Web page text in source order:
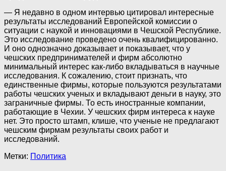
— Я недавно в одном интервью цитировал интересные
результаты исследований Европейской комиссии о
ситуации с наукой и инновациями в Чешской Республике.
Это исследование проведено очень квалифицированно.
И оно однозначно доказывает и показывает, что у
чешских предпринимателей и фирм абсолютно
минимальный интерес как-либо вкладываться в научные
исследования. К сожалению, стоит признать, что
единственные фирмы, которые пользуются результатами
работы чешских ученых и вкладывают деньги в науку, это
заграничные фирмы. То есть иностранные компании,
работающие в Чехии. У чешских фирм интереса к науке
нет. Это просто штамп, клише, что ученые не предлагают
чешским фирмам результаты своих работ и
исследований.
Метки: Политика